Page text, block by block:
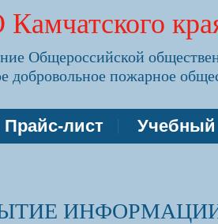
Общероссийской
добровольное пожарное
Прайс-лист Учебный